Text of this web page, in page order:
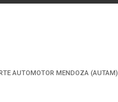
AUTOMOTOR MENDOZA (AUTAM)